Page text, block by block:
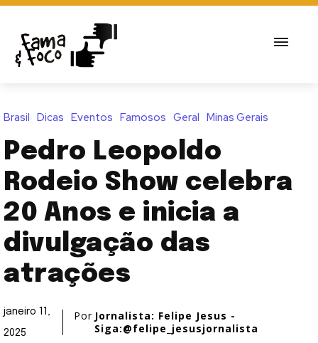
Brasil Dicas Eventos Famosos Geral Minas Gerais
Pedro Leopoldo
Rodeio Show celebra
20 Anos e inicia a
divulgação das
atrações
janeiro 11,
2025
Por Jornalista: Felipe Jesus -
Siga:@felipe_jesusjornalista